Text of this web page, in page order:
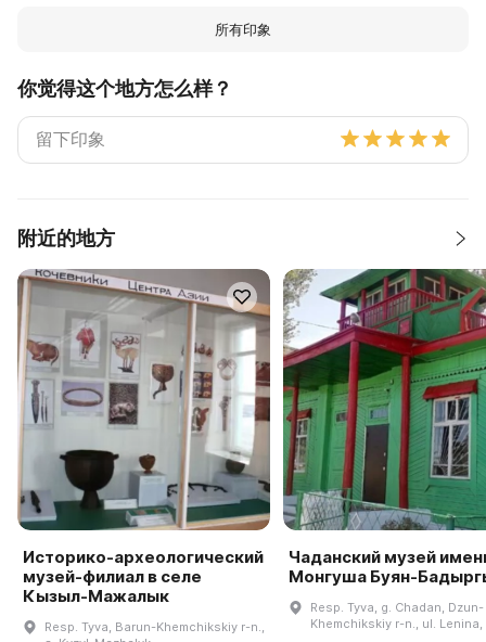
所有印象
你觉得这个地方怎么样？
附近的地方
Историко-археологический
музей-филиал в селе
Кызыл-Мажалык
Resp. Tyva, Barun-Khemchikskiy r-n.,
Чаданский музей
Монгуша Буян-
Resp. Tyva, g. Chadan, Dzun-
Khemchikskiy r-n., ul.